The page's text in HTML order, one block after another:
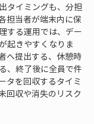
タイミングも、分担
担当者が端末内に保
する運用では、デー
起きやすくなりま
へ提出する、休憩時
、終了後に全員で件
タを回収するタイミ
回収や消失のリスク